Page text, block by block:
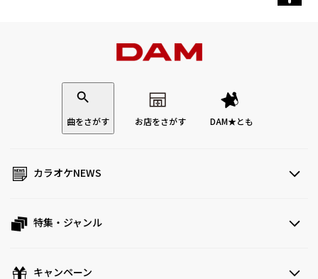
曲をさがす お店をさがす DAM★とも
カラオケNEWS
特集・ジャンル
キャンペーン